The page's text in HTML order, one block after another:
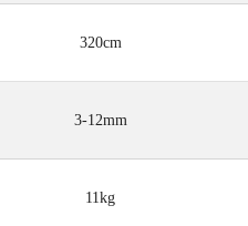
320cm
3-12mm
11kg